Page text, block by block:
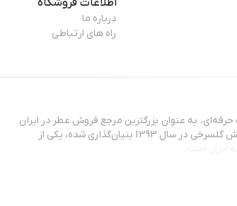
اطلاعات فروشگاه
درباره ما
راه های ارتباطی
به عنوان بزرگترین مرجع فروش عطر در ایران
شناخته می‌شود. این مجموعه که توسط آقای مهندس آرش گلسرخی در سال 1393 بنیان‌گذاری شده، یکی از
ایران است.